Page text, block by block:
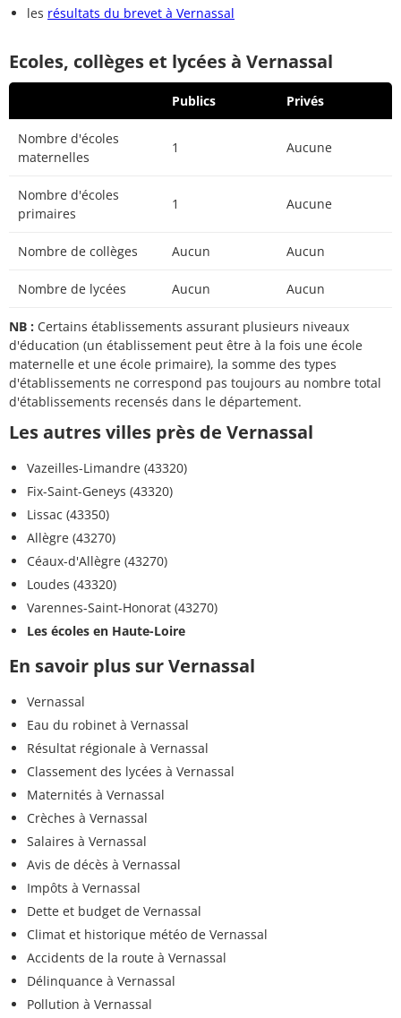
les résultats du brevet à Vernassal
Ecoles, collèges et lycées à Vernassal
Publics Privés
Nombre d'écoles
maternelles
1 Aucune
Nombre d'écoles
primaires
1 Aucune
Nombre de collèges Aucun Aucun
Nombre de lycées Aucun Aucun
NB : Certains établissements assurant plusieurs niveaux
d'éducation (un établissement peut être à la fois une école
maternelle et une école primaire), la somme des types
d'établissements ne correspond pas toujours au nombre total
d'établissements recensés dans le département.
Les autres villes près de Vernassal
Vazeilles-Limandre (43320)
Fix-Saint-Geneys (43320)
Lissac (43350)
Allègre (43270)
Céaux-d'Allègre (43270)
Loudes (43320)
Varennes-Saint-Honorat (43270)
Les écoles en Haute-Loire
En savoir plus sur Vernassal
Vernassal
Eau du robinet à Vernassal
Résultat régionale à Vernassal
Classement des lycées à Vernassal
Maternités à Vernassal
Crèches à Vernassal
Salaires à Vernassal
Avis de décès à Vernassal
Impôts à Vernassal
Dette et budget de Vernassal
Climat et historique météo de Vernassal
Accidents de la route à Vernassal
Délinquance à Vernassal
Pollution à Vernassal